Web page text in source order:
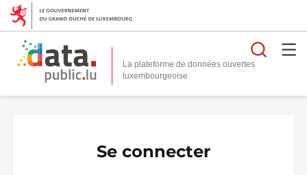
La plateforme de données ouvertes
Se connecter